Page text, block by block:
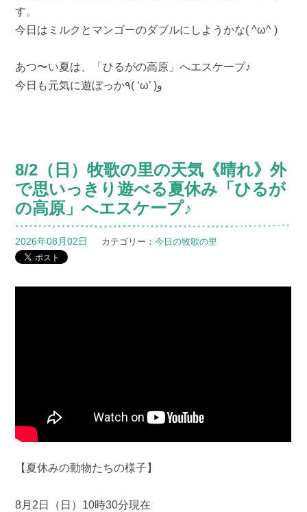
す。
今日はミルクとマンゴーのダブルにしようかな( ^ω^ )
あつ〜い夏は、「ひるがの高原」へエスケープ♪
今日も元気に遊ぼっか٩( ‘ω’ )و
8/2（日）牧歌の里の天気《晴れ》外
で思いっきり遊べる夏休み「ひるが
の高原」へエスケープ♪
2026年08月02日 カテゴリー：今日の牧歌の里
【夏休みの動物たちの様子】
8月2日（日）10時30分現在